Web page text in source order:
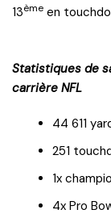
13ème en
Statistiques de
carrière NFL
44 611
251
1x
4x Pro